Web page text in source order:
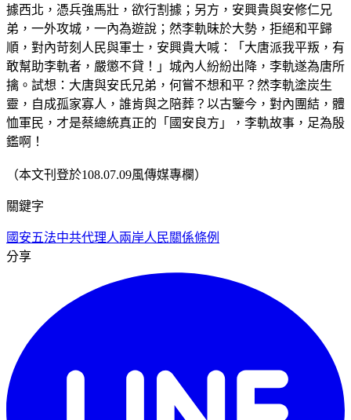
據西北，憑兵強馬壯，欲行割據；另方，安興貴與安修仁兄
弟，一外攻城，一內為遊說；然李軌昧於大勢，拒絕和平歸
順，對內苛刻人民與軍士，安興貴大喊：「大唐派我平叛，有
敢幫助李軌者，嚴懲不貸！」城內人紛紛出降，李軌遂為唐所
擒。試想：大唐與安氏兄弟，何嘗不想和平？然李軌塗炭生
靈，自成孤家寡人，誰肯與之陪葬？以古鑒今，對內團結，體
恤軍民，才是蔡總統真正的「國安良方」，李軌故事，足為殷
鑑啊！
（本文刊登於108.07.09風傳媒專欄）
關鍵字
國安五法中共代理人兩岸人民關係條例
分享